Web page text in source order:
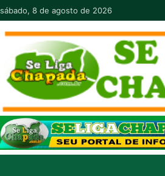
Pular para o conteúdo
sábado, 8 de agosto de 2026